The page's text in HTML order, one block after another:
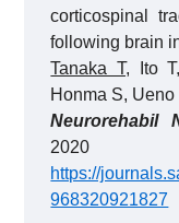
corticospinal
following brain
Tanaka T, Ito
Honma S, Ueno
Neurorehabil
2020
https://
968320921827